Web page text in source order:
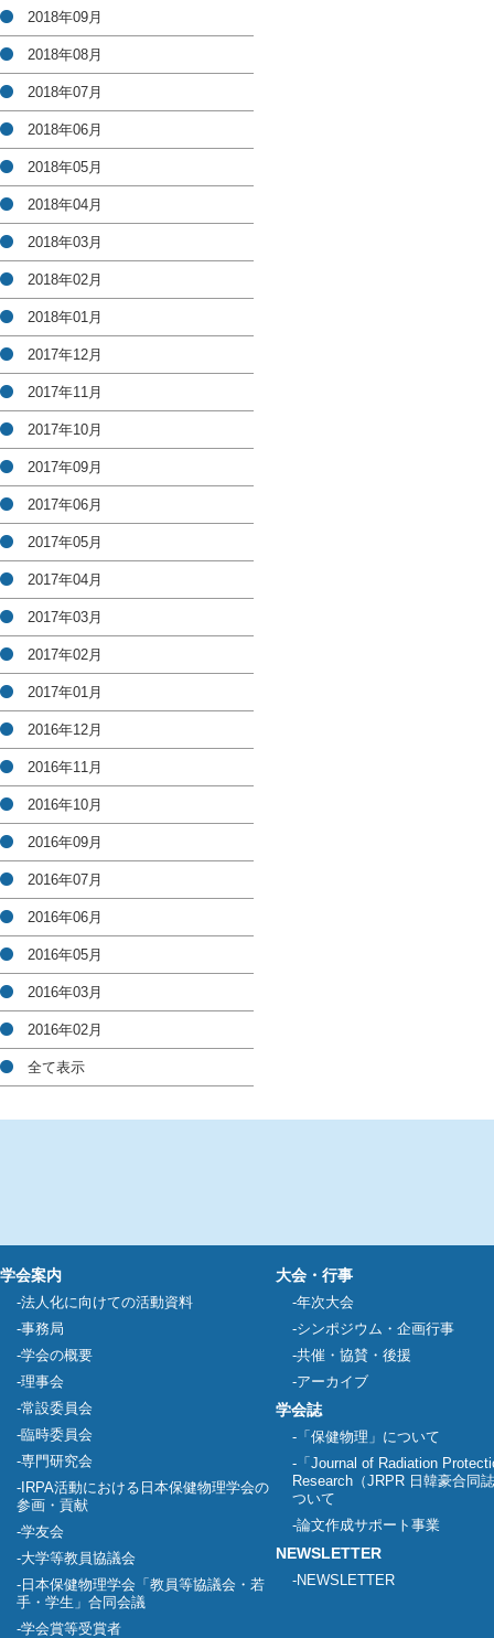
2018年09月
2018年08月
2018年07月
2018年06月
2018年05月
2018年04月
2018年03月
2018年02月
2018年01月
2017年12月
2017年11月
2017年10月
2017年09月
2017年06月
2017年05月
2017年04月
2017年03月
2017年02月
2017年01月
2016年12月
2016年11月
2016年10月
2016年09月
2016年07月
2016年06月
2016年05月
2016年03月
2016年02月
全て表示
学会案内
法人化に向けての活動資料
事務局
学会の概要
理事会
常設委員会
臨時委員会
専門研究会
IRPA活動における日本保健物理学会の
参画・貢献
学友会
大学等教員協議会
日本保健物理学会「教員等協議会・若
手・学生」合同会議
学会賞等受賞者
大会・行事
年次大会
シンポジウム・企画行事
共催・協賛・後援
アーカイブ
学会誌
「保健物理」について
「Journal of Radiation
Research（JRPR 日韓豪合同
ついて
論文作成サポート事業
NEWSLETTER
NEWSLETTER